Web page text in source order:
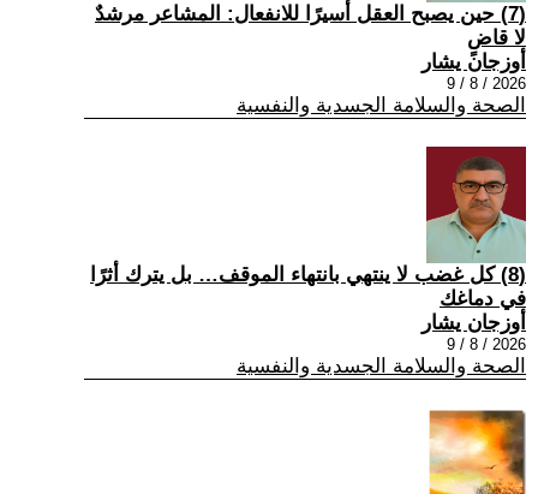
(7) حين يصبح العقل أسيرًا للانفعال: المشاعر مرشدٌ
لا قاضٍ
أوزجان يشار
2026 / 8 / 9
الصحة والسلامة الجسدية والنفسية
(8) كل غضب لا ينتهي بانتهاء الموقف… بل يترك أثرًا
في دماغك
أوزجان يشار
2026 / 8 / 9
الصحة والسلامة الجسدية والنفسية